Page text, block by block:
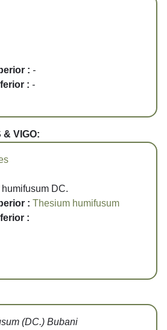
: -
: -
& VIGO:
DC.
: Thesium humifusum
:
(DC.) Bubani